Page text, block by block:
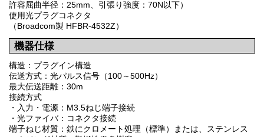
許容屈曲半径：25mm、引張り強度：70N以下）
使用光プラグコネクタ
（Broadcom製 HFBR-4532Z）
機器仕様
構造：プラグイン構造
伝送方式：光パルス信号（100～500Hz）
最大伝送距離：30m
接続方式
・入力・電源：M3.5ねじ端子接続
・光ファイバ：コネクタ接続
端子ねじ材質：鉄にクロメート処理（標準）または、ステンレス